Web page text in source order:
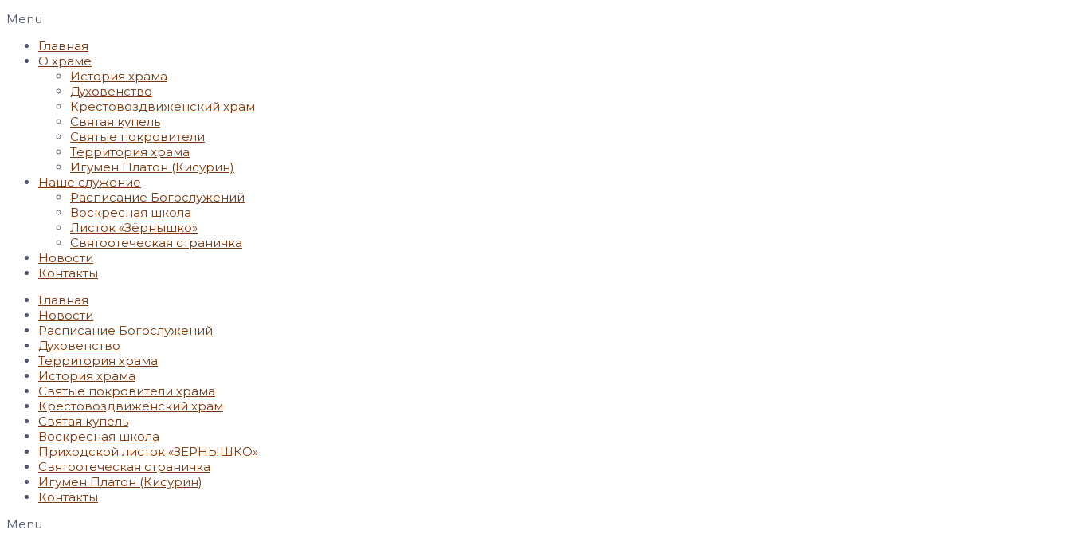
Menu
Главная
О храме
История храма
Духовенство
Крестовоздвиженский храм
Святая купель
Святые покровители
Территория храма
Игумен Платон (Кисурин)
Наше служение
Расписание Богослужений
Воскресная школа
Листок «Зёрнышко»
Святоотеческая страничка
Новости
Контакты
Главная
Новости
Расписание Богослужений
Духовенство
Территория храма
История храма
Святые покровители храма
Крестовоздвиженский храм
Святая купель
Воскресная школа
Приходской листок «ЗЁРНЫШКО»
Святоотеческая страничка
Игумен Платон (Кисурин)
Контакты
Menu